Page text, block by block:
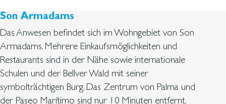
Son Armadams
Das Anwesen befindet sich im Wohngebiet von Son
Armadams. Mehrere Einkaufsmöglichkeiten und
Restaurants sind in der Nähe sowie internationale
Schulen und der Bellver Wald mit seiner
symbolträchtigen Burg. Das Zentrum von Palma und
der Paseo Marítimo sind nur 10 Minuten entfernt.